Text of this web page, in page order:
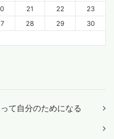
21 22
23
28 29
30
て自分のためになる